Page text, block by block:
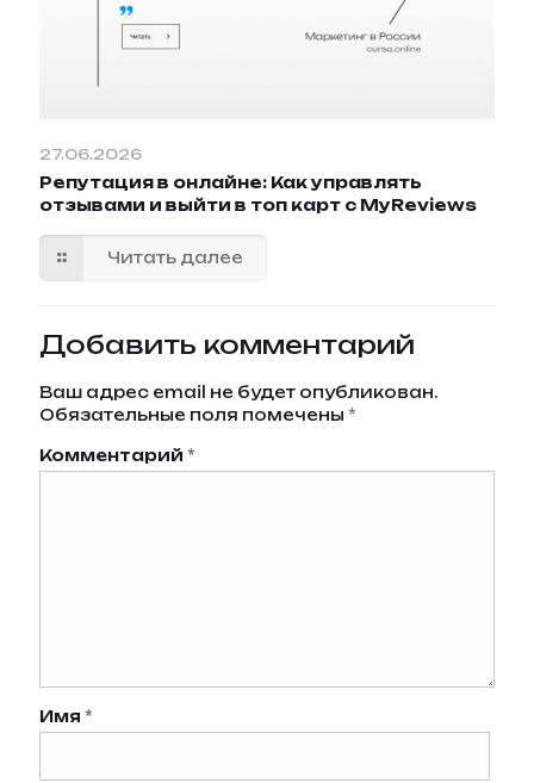
27.06.2026
Репутация в онлайне: Как управлять
отзывами и выйти в топ карт с MyReviews
Читать далее
Добавить комментарий
Ваш адрес email не будет опубликован.
Обязательные поля помечены *
Комментарий *
Имя *